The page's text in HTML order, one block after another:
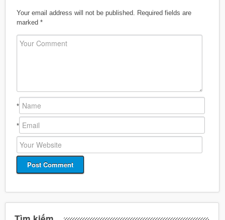
Your email address will not be published.
Required fields are
marked *
*
*